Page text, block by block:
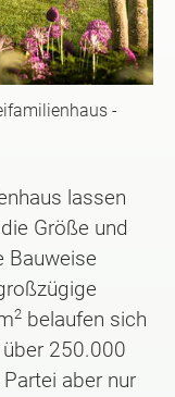
-
lassen
Größe und
Bauweise
2 belaufen sich
250.000
aber nur